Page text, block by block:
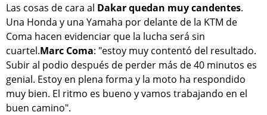
Las cosas de cara al Dakar quedan muy candentes.
Una Honda y una Yamaha por delante de la KTM de
Coma hacen evidenciar que la lucha será sin
cuartel.Marc Coma: "estoy muy contentó del resultado.
Subir al podio después de perder más de 40 minutos es
genial. Estoy en plena forma y la moto ha respondido
muy bien. El ritmo es bueno y vamos trabajando en el
buen camino".